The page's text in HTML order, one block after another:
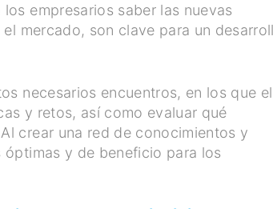
empresarios saber las nuevas
mercado, son clave para un
necesarios encuentros, en los que el
y retos, así como evaluar qué
crear una red de conocimientos y
y de beneficio para los